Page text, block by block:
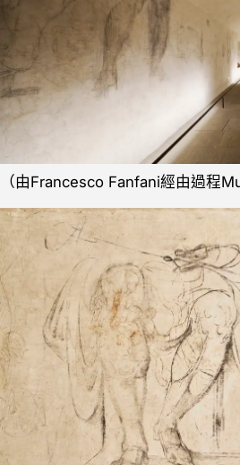
（由Francesco Fanfani經由過程